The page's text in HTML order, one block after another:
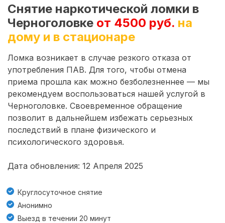
Снятие наркотической ломки в
Черноголовке от 4500 руб. на
дому и в стационаре
Ломка возникает в случае резкого отказа от
употребления ПАВ. Для того, чтобы отмена
приема прошла как можно безболезненнее — мы
рекомендуем воспользоваться нашей услугой в
Черноголовке. Своевременное обращение
позволит в дальнейшем избежать серьезных
последствий в плане физического и
психологического здоровья.
Дата обновления: 12 Апреля 2025
Круглосуточное снятие
Анонимно
Выезд в течении 20 минут